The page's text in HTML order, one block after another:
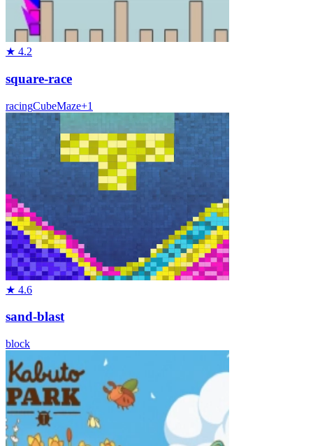
★ 4.2
square-race
racingCubeMaze+1
★ 4.6
sand-blast
block